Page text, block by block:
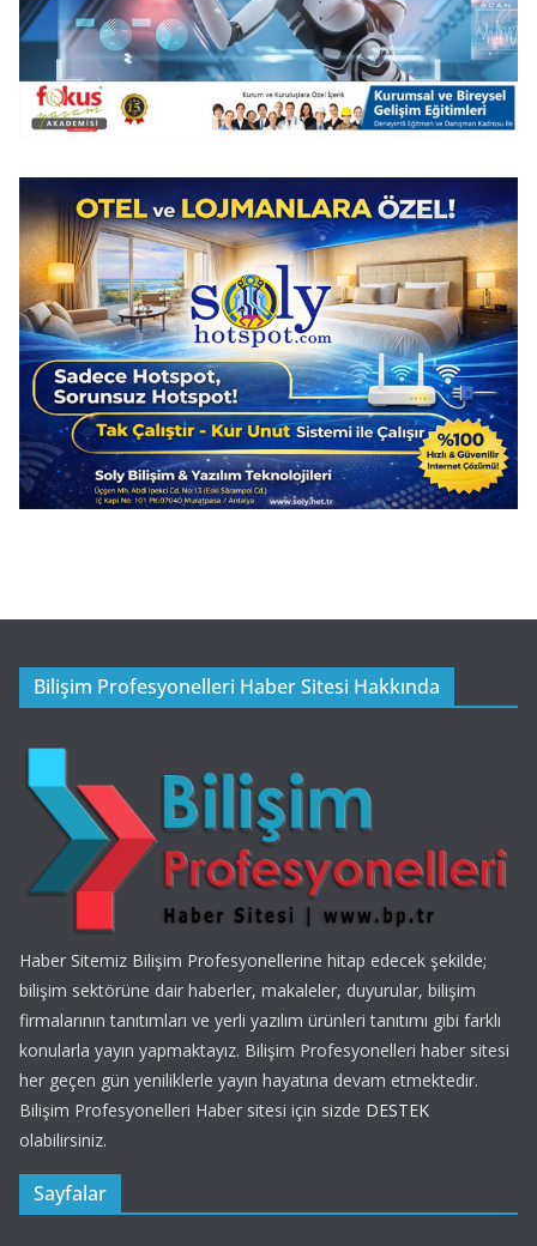
Bilişim Profesyonelleri Haber Sitesi Hakkında
Haber Sitemiz Bilişim Profesyonellerine hitap edecek şekilde;
bilişim sektörüne dair haberler, makaleler, duyurular, bilişim
firmalarının tanıtımları ve yerli yazılım ürünleri tanıtımı gibi farklı
konularla yayın yapmaktayız. Bilişim Profesyonelleri haber sitesi
her geçen gün yeniliklerle yayın hayatına devam etmektedir.
Bilişim Profesyonelleri Haber sitesi için sizde DESTEK
olabilirsiniz.
Sayfalar